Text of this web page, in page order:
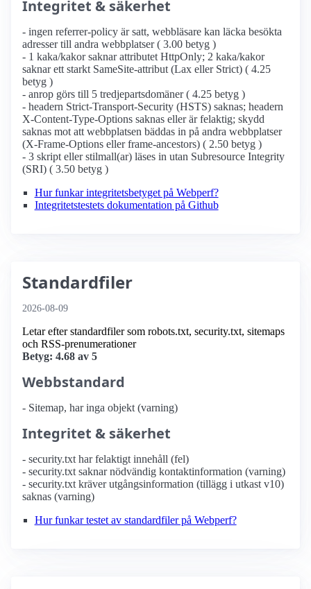
Integritet & säkerhet
- ingen referrer-policy är satt, webbläsare kan läcka besökta
adresser till andra webbplatser ( 3.00 betyg )
- 1 kaka/kakor saknar attributet HttpOnly; 2 kaka/kakor
saknar ett starkt SameSite-attribut (Lax eller Strict) ( 4.25
betyg )
- anrop görs till 5 tredjepartsdomäner ( 4.25 betyg )
- headern Strict-Transport-Security (HSTS) saknas; headern
X-Content-Type-Options saknas eller är felaktig; skydd
saknas mot att webbplatsen bäddas in på andra webbplatser
(X-Frame-Options eller frame-ancestors) ( 2.50 betyg )
- 3 skript eller stilmall(ar) läses in utan Subresource Integrity
(SRI) ( 3.50 betyg )
Hur funkar integritetsbetyget på Webperf?
Integritetstestets dokumentation på Github
Standardfiler
2026-08-09
Letar efter standardfiler som robots.txt, security.txt, sitemaps
och RSS-prenumerationer
Betyg: 4.68 av 5
Webbstandard
- Sitemap, har inga objekt (varning)
Integritet & säkerhet
- security.txt har felaktigt innehåll (fel)
- security.txt saknar nödvändig kontaktinformation (varning)
- security.txt kräver utgångsinformation (tillägg i utkast v10)
saknas (varning)
Hur funkar testet av standardfiler på Webperf?